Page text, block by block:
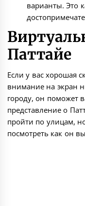
варианты. Это
Паттайе
Если у вас хорошая
внимание на экран
городу, он поможет
представление о
пройти по улицам,
посмотреть как он